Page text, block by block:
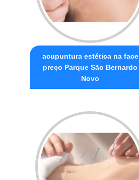
acupuntura estética na face
preço Parque São Bernardo
Novo